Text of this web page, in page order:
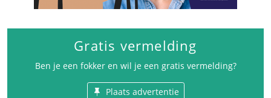
Gratis vermelding
Ben je een fokker en wil je een gratis vermelding?
Plaats advertentie